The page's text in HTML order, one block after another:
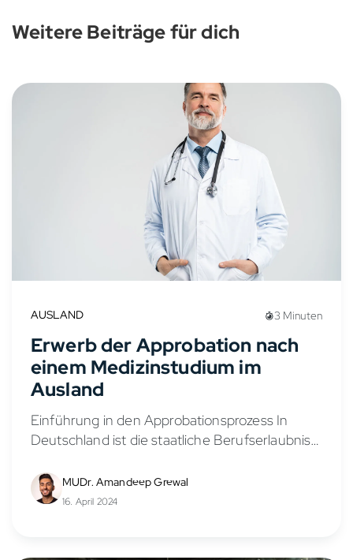
Weitere Beiträge für dich
AUSLAND 3 Minuten
Erwerb der Approbation nach
einem Medizinstudium im
Ausland
Einführung in den Approbationsprozess In
Deutschland ist die staatliche Berufserlaubnis,
Arzt tätig zu sein. Dieser Artikel klärt über die
genaue Bedeutung der Approbation auf...
MUDr. Amandeep Grewal
16. April 2024